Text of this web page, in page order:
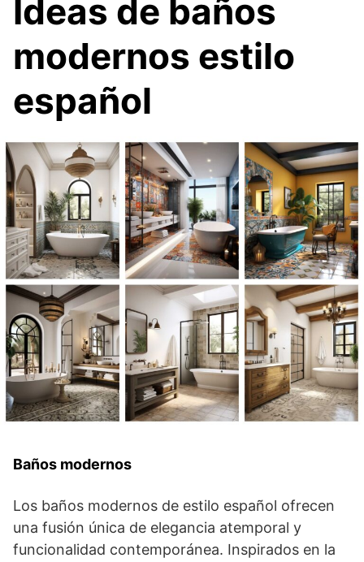
Ideas de baños
modernos estilo
español
Baños modernos
Los baños modernos de estilo español ofrecen
una fusión única de elegancia atemporal y
funcionalidad contemporánea. Inspirados en la